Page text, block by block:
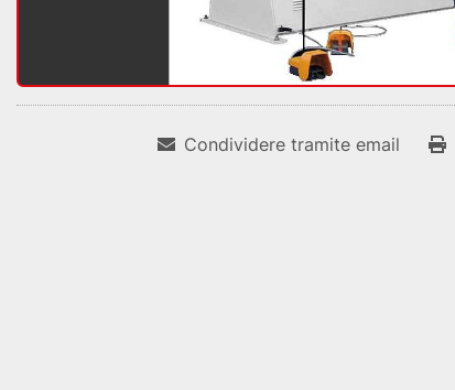
Condividere tramite email